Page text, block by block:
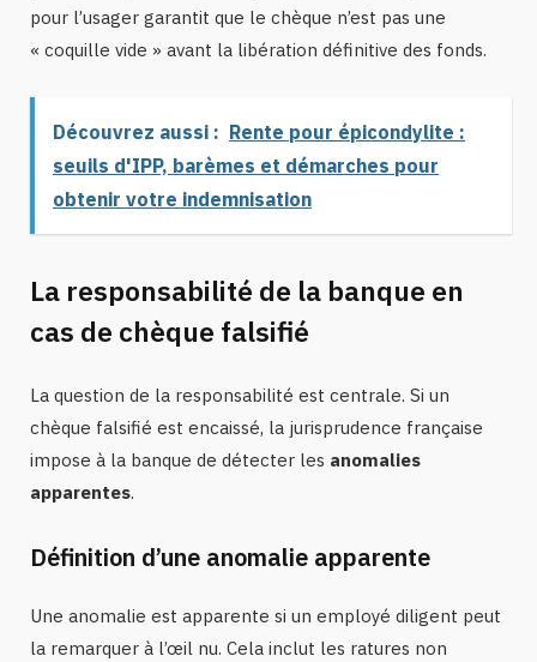
pour l’usager garantit que le chèque n’est pas une
« coquille vide » avant la libération définitive des fonds.
Découvrez aussi : Rente pour épicondylite :
seuils d'IPP, barèmes et démarches pour
obtenir votre indemnisation
La responsabilité de la banque en
cas de chèque falsifié
La question de la responsabilité est centrale. Si un
chèque falsifié est encaissé, la jurisprudence française
impose à la banque de détecter les anomalies
apparentes.
Définition d’une anomalie apparente
Une anomalie est apparente si un employé diligent peut
la remarquer à l’œil nu. Cela inclut les ratures non